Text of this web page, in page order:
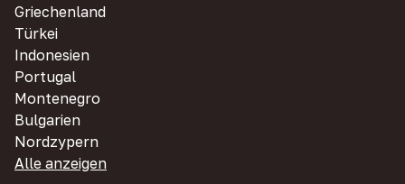
Griechenland
Türkei
Indonesien
Portugal
Montenegro
Bulgarien
Nordzypern
Alle anzeigen